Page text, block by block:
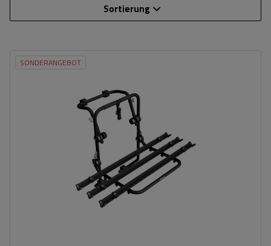
Sortierung
SONDERANGEBOT
universelles Montagesystem
kompatibel mit allen Karosseriearten